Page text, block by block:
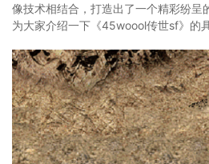
像技术相结合，打造出了一个精彩纷呈
为大家介绍一下《45woool传世sf》的